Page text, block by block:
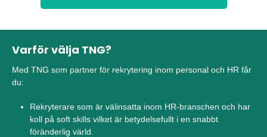
Varför välja TNG?
Med TNG som partner för rekrytering inom personal och HR får
du:
Rekryterare som är välinsatta inom HR-branschen och har
koll på soft skills vilket är betydelsefullt i en snabbt
föränderlig värld.